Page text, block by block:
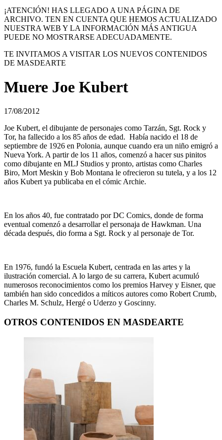
¡ATENCIÓN! HAS LLEGADO A UNA PÁGINA DE
ARCHIVO. TEN EN CUENTA QUE HEMOS ACTUALIZADO
NUESTRA WEB Y LA INFORMACIÓN MÁS ANTIGUA
PUEDE NO MOSTRARSE ADECUADAMENTE.
TE INVITAMOS A VISITAR LOS NUEVOS CONTENIDOS
DE MASDEARTE
Muere Joe Kubert
17/08/2012
Joe Kubert, el dibujante de personajes como Tarzán, Sgt. Rock y
Tor, ha fallecido a los 85 años de edad. Había nacido el 18 de
septiembre de 1926 en Polonia, aunque cuando era un niño emigró a
Nueva York. A partir de los 11 años, comenzó a hacer sus pinitos
como dibujante en MLJ Studios y pronto, artistas como Charles
Biro, Mort Meskin y Bob Montana le ofrecieron su tutela, y a los 12
años Kubert ya publicaba en el cómic Archie.
En los años 40, fue contratado por DC Comics, donde de forma
eventual comenzó a desarrollar el personaja de Hawkman. Una
década después, dio forma a Sgt. Rock y al personaje de Tor.
En 1976, fundó la Escuela Kubert, centrada en las artes y la
ilustración comercial. A lo largo de su carrera, Kubert acumuló
numerosos reconocimientos como los premios Harvey y Eisner, que
también han sido concedidos a míticos autores como Robert Crumb,
Charles M. Schulz, Hergé o Uderzo y Goscinny.
OTROS CONTENIDOS EN MASDEARTE